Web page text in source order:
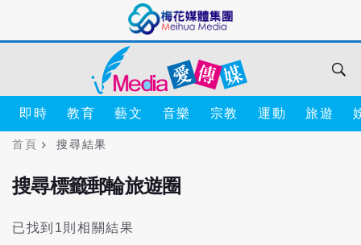
即時 教育 藝文 音樂 宗教 運動 旅遊
首頁 搜尋結果
搜尋標籤郵輪旅遊圈
已找到1則相關結果